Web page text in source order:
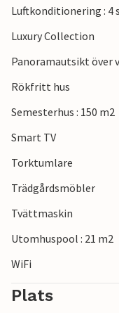
Tillbringa
detta vackra
Luftkonditionering : 4
Luxury Collection
Panoramautsikt över
Rökfritt hus
Semesterhus : 150 m2
Smart TV
Torktumlare
Trädgårdsmöbler
Tvättmaskin
Utomhuspool : 21 m2
WiFi
Plats